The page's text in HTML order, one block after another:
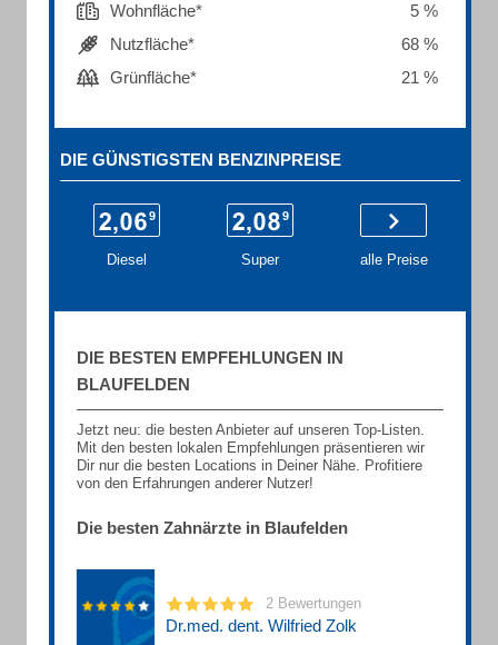
Wohnfläche*
5 %
Nutzfläche*
68 %
Grünfläche*
21 %
DIE GÜNSTIGSTEN BENZINPREISE
Diesel Super alle Preise
DIE BESTEN EMPFEHLUNGEN IN
BLAUFELDEN
Jetzt neu: die besten Anbieter auf unseren Top-Listen.
Mit den besten lokalen Empfehlungen präsentieren wir
Dir nur die besten Locations in Deiner Nähe. Profitiere
von den Erfahrungen anderer Nutzer!
Die besten Zahnärzte in Blaufelden
2 Bewertungen
Dr.med. dent. Wilfried Zolk